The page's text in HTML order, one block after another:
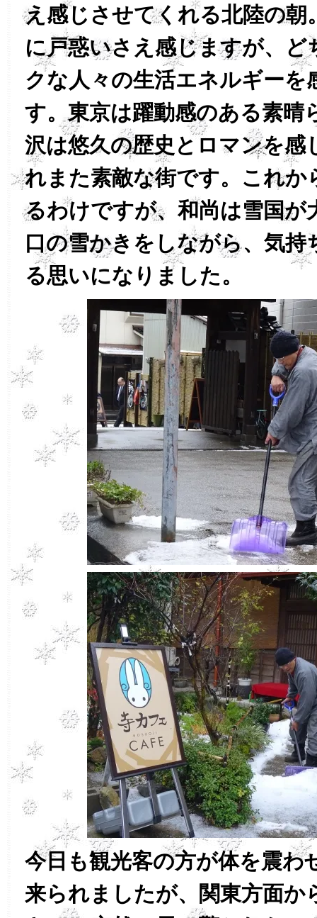
え感じさせてくれる北陸の朝
に戸惑いさえ感じますが、
クな人々の生活エネルギーを
す。東京は躍動感のある素晴
沢は悠久の歴史とロマンを感
れまた素敵な街です。これか
るわけですが、和尚は雪国が
口の雪かきをしながら、気持
る思いになりました。
今日も観光客の方が体を震わ
来られましたが、関東方面か